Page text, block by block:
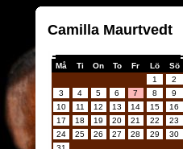
Camilla Maurtvedt
Må Ti On To Fr Lö
Sö
1
2
3
4 5 6 7 8
9
10
11 12 13 14 15
16
17
18 19 20 21 22
23
24
25 26 27 28 29
30